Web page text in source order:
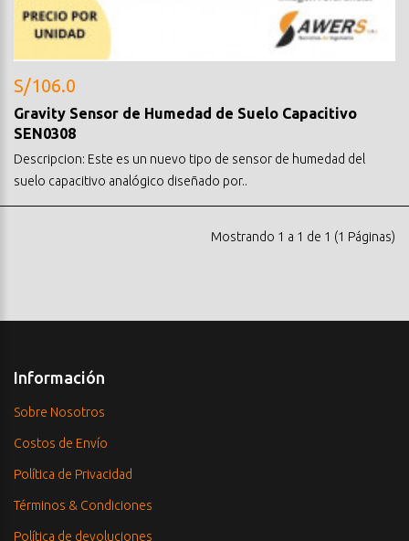
S/106.0
Gravity Sensor de Humedad de Suelo Capacitivo
SEN0308
Descripcion: Este es un nuevo tipo de sensor de humedad del
suelo capacitivo analógico diseñado por..
Mostrando 1 a 1 de 1 (1 Páginas)
Información
Sobre Nosotros
Costos de Envío
Política de Privacidad
Términos & Condiciones
Política de devoluciones